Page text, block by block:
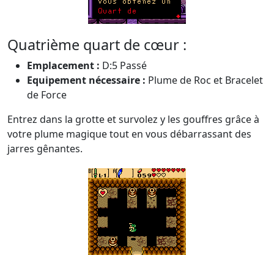
Quatrième quart de cœur :
Emplacement : D:5 Passé
Equipement nécessaire : Plume de Roc et Bracelet
de Force
Entrez dans la grotte et survolez y les gouffres grâce à
votre plume magique tout en vous débarrassant des
jarres gênantes.